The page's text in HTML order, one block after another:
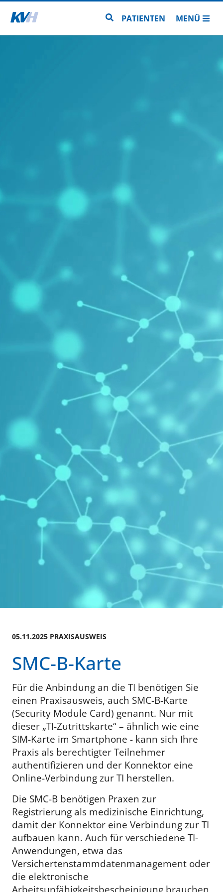
Zur Startseite Zur Seitensuche
PATIENTEN MENÜ
05.11.2025 PRAXISAUSWEIS
SMC-B-Karte
Für die Anbindung an die TI benötigen Sie
einen Praxisausweis, auch SMC-B-Karte
(Security Module Card) genannt. Nur mit
dieser „TI-Zutrittskarte“ – ähnlich wie eine
SIM-Karte im Smartphone - kann sich Ihre
Praxis als berechtigter Teilnehmer
authentifizieren und der Konnektor eine
Online-Verbindung zur TI herstellen.
Die SMC-B benötigen Praxen zur
Registrierung als medizinische Einrichtung,
damit der Konnektor eine Verbindung zur TI
aufbauen kann. Auch für verschiedene TI-
Anwendungen, etwa das
Versichertenstammdatenmanagement oder
die elektronische